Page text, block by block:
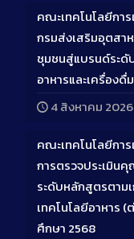
คณะเทคโนโลยีกา
กรมส่งเสริมอุตสา
ชุมชนสู่แบรนด์ระดั
อาหารและเครื่องดื่ม
4 สิงหาคม 2026
คณะเทคโนโลยีกา
การตรวจประเมิน
ระดับหลักสูตรตาม
เทคโนโลยีอาหาร (
ศึกษา 2568